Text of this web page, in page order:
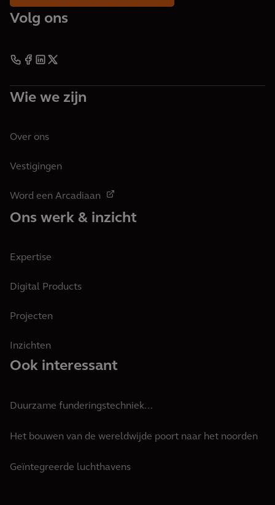
Volg ons
Wie we zijn
Over ons
Vestigingen
Word een Arcadiaan
Ons werk & inzicht
Expertise
Digital Products
Projecten
Inzichten
Ook interessant
Duurzame funderingstechniek...
Het bouwen van de wereldwijde poort naar het noorden
Geïntegreerde luchthavens